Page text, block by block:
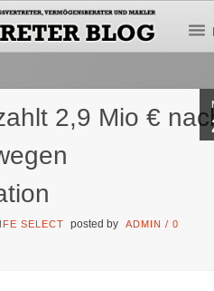
2,9 Mio €
SELECT posted by ADMIN /0